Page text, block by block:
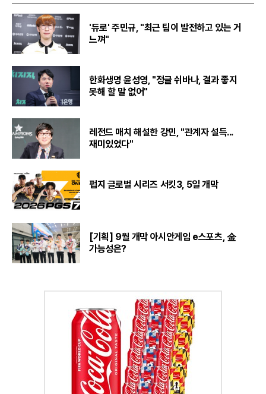
'듀로' 주민규, "최근 팀이 발전하고 있는 거
느껴"
한화생명 윤성영, "정글 쉬바나, 결과 좋지
못해 할 말 없어"
레전드 매치 해설한 강민, "관계자 설득...
재미있었다"
펍지 글로벌 시리즈 서킷3, 5일 개막
[기획] 9월 개막 아시안게임 e스포츠, 金
가능성은?